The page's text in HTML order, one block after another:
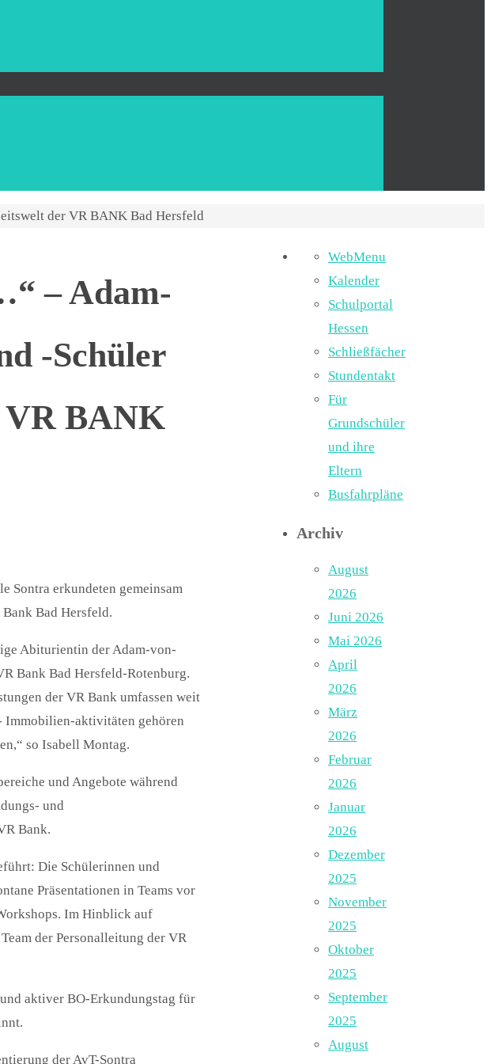
der VR BANK Bad Hersfeld
– Adam-
-Schüler
VR BANK
Sontra erkundeten gemeinsam
Bad Hersfeld.
Abiturientin der Adam-von-
Bank Bad Hersfeld-Rotenburg.
der VR Bank umfassen weit
Immobilien-aktivitäten gehören
so Isabell Montag.
und Angebote während
und
Bank.
Die Schülerinnen und
Präsentationen in Teams vor
Im Hinblick auf
der Personalleitung der VR
aktiver BO-Erkundungstag für
der AvT-Sontra
WebMenu
Kalender
Schulportal
Hessen
Schließfächer
Stundentakt
Für
Grundschüler
und ihre
Eltern
Busfahrpläne
Archiv
August
2026
Juni 2026
Mai 2026
April
2026
März
2026
Februar
2026
Januar
2026
Dezember
2025
November
2025
Oktober
2025
September
2025
August